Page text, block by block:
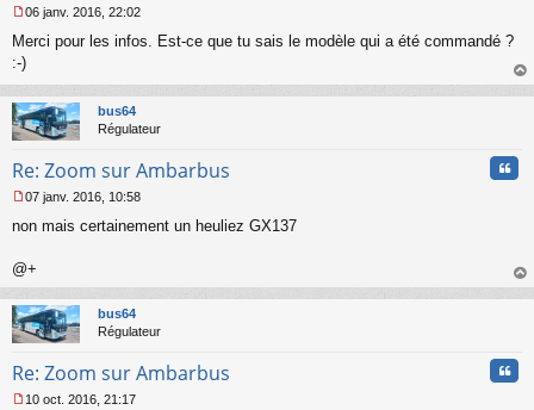
e
s
a
g
e
o
l
u
06 janv. 2016, 22:02
Merci pour les infos. Est-ce que tu sais le modèle qui a été commandé ?
:-)
au
bus64
Régulateur
Re: Zoom sur Ambarbus
e
s
g
e
n
n
u
07 janv. 2016, 10:58
non mais certainement un heuliez GX137
@+
au
bus64
Régulateur
Re: Zoom sur Ambarbus
10 oct. 2016, 21:17